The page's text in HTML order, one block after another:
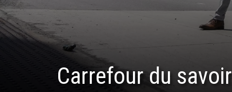
Carrefour du savoir